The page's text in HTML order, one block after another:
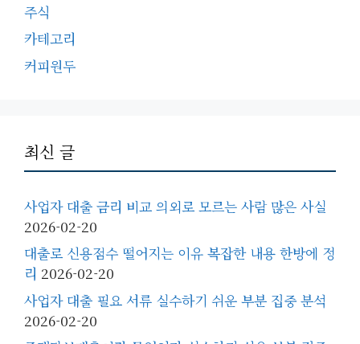
주식
카테고리
커피원두
최신 글
사업자 대출 금리 비교 의외로 모르는 사람 많은 사실
2026-02-20
대출로 신용점수 떨어지는 이유 복잡한 내용 한방에 정
리 2026-02-20
사업자 대출 필요 서류 실수하기 쉬운 부분 집중 분석
2026-02-20